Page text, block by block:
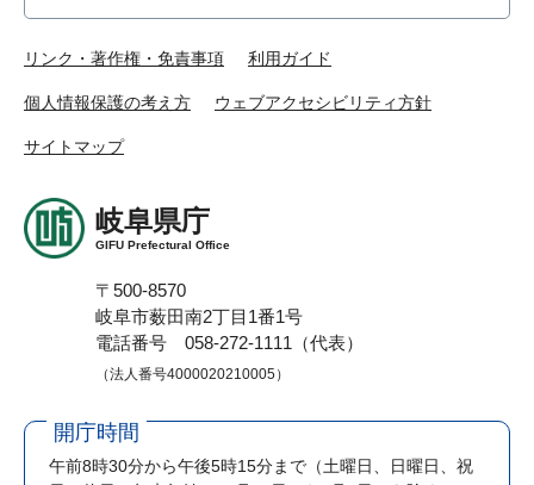
リンク・著作権・免責事項 利用ガイド
個人情報保護の考え方 ウェブアクセシビリティ方針
サイトマップ
岐阜県庁
GIFU Prefectural Office
〒500-8570
岐阜市薮田南2丁目1番1号
電話番号 058-272-1111（代表）
（法人番号4000020210005）
開庁時間
午前8時30分から午後5時15分まで （土曜日、日曜日、祝